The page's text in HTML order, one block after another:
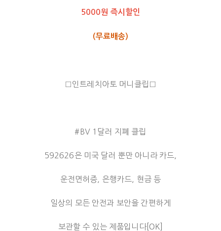
5000원 즉시할인
(무료배송)
□인트레치아토 머니클립□
#BV 1달러 지폐 클립
592626은 미국 달러 뿐만 아니라 카드,
운전면허증, 은행카드, 현금 등
일상의 모든 안전과 보안을 간편하게
보관할 수 있는 제품입니다[OK]